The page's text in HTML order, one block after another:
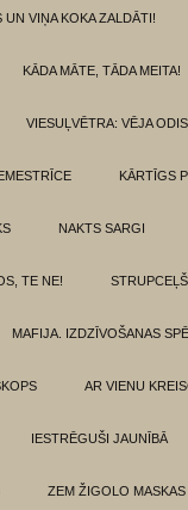
UN VIŅA KOKA ZALDĀTI!
KĀDA MĀTE, TĀDA MEITA!
VIESUĻVĒTRA: VĒJA
KĀRTĪGS
NAKTS SARGI
TE NE! STRUPCEĻŠ
MAFIJA. IZDZĪVOŠANAS
AR VIENU
IESTRĒGUŠI JAUNĪBĀ
ZEM ŽIGOLO MASKAS